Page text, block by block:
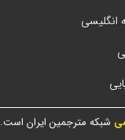
انگلیسی
شبکه مترجمین ایران است.